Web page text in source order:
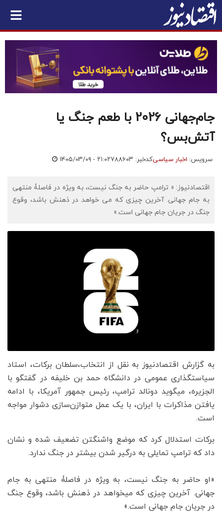
جام‌جهانی 2026 با طعم جنگ یا
آتش‌بس؟
سرویس: اخبار سیاسیکدخبر: ۷۸۸۶۰۳ ۱۴۰۵/۰۳/۰۹ - ۲۱:۰۲
اقتصادنیوز: « ترامپ حاضر به جنگ نیست، به ویژه در فاصلۀ منتهی
به جام جهانی. آخرین چیزی که می خواهد در ذهنش باشد، وقوع
جنگ در جریان جام جهانی است.»
به گزارش اقتصادنیوز به نقل از انتخاب،سلطان برکات، استاد
سیاستگذاری عمومی در دانشگاه حمد بن خلیفه در گفتگو با
الجزیره، میگوید دونالد ترامپ، رئیس جمهور آمریکا، با ادامه
یافتن مذاکرات با ایران، با یک عمل متوازن‌سازی دشوار مواجه
است.
برکات استدلال کرد که موضع واشنگتن تضعیف شده و نشان
داد که ترامپ تمایلی به درگیر شدن بیشتر در جنگ ندارد.
«او حاضر به جنگ نیست، به ویژه در فاصلۀ منتهی به جام
جهانی. آخرین چیزی که میخواهد در ذهنش باشد، وقوع جنگ
در جریان جام جهانی است.»